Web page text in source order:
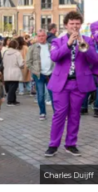
Charles Duijff